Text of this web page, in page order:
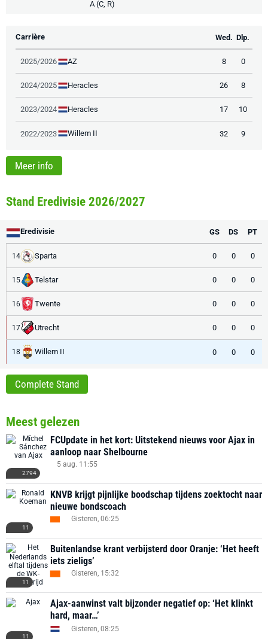
A (C, R)
Carrière Wed. Dlp.
2025/2026 AZ 8 0
2024/2025 Heracles 26 8
2023/2024 Heracles 17 10
2022/2023 Willem II 32 9
Meer info
Stand Eredivisie 2026/2027
Eredivisie GS DS PT
14 Sparta 0 0 0
15 Telstar 0 0 0
16 Twente 0 0 0
17 Utrecht 0 0 0
18 Willem II 0 0 0
Complete Stand
Meest gelezen
2794
FCUpdate in het kort: Uitstekend nieuws voor Ajax in
aanloop naar Shelbourne
5 aug. 11:55
11
KNVB krijgt pijnlijke boodschap tijdens zoektocht naar
nieuwe bondscoach
Gisteren, 06:25
11
Buitenlandse krant verbijsterd door Oranje: ‘Het heeft
iets zieligs’
Gisteren, 15:32
11
Ajax-aanwinst valt bijzonder negatief op: ‘Het klinkt
hard, maar…’
Gisteren, 08:25